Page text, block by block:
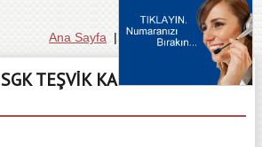
Ana Sayfa | Hakkımızda |İletişim
SGK TEŞVIK KAPSAMINDAKI